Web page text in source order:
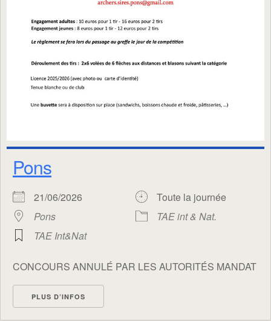
Pons
21/06/2026
Toute la journée
Pons
TAE int & Nat.
TAE Int&Nat
CONCOURS ANNULÉ PAR LES AUTORITÉS MANDAT
PLUS D’INFOS